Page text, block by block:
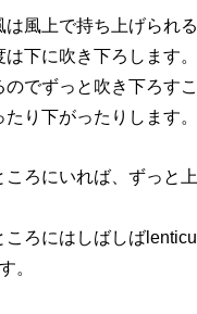
は風上で持ち上げられ
下に吹き下ろします。
でずっと吹き下ろす
り下がったりします。
ころにいれば、ずっと
ころにはしばしば
。